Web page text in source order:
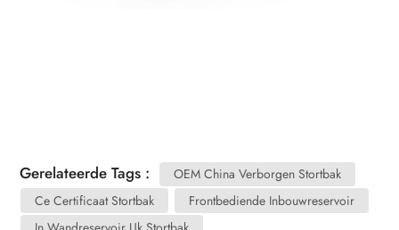
Gerelateerde Tags :
OEM China Verborgen Stortbak
Ce Certificaat Stortbak
Frontbediende Inbouwreservoir